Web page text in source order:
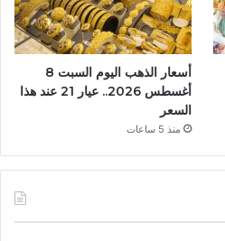
أسعار الذهب اليوم السبت 8
أغسطس 2026.. عيار 21 عند هذا
السعر
منذ 5 ساعات